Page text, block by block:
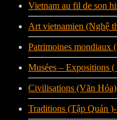
Vietnam au fil de son
Art vietnamien (Nghệ
Patrimoines mondiaux
Musées – Expositions
Civilisations (Văn Hóa)
Traditions (Tập Quán